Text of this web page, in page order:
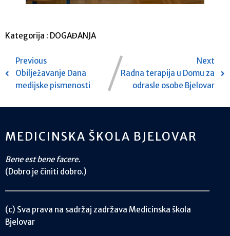
Kategorija : DOGAĐANJA
Previous
Obilježavanje Dana
medijske pismenosti
Next
Radna terapija u Domu za
odrasle osobe Bjelovar
MEDICINSKA ŠKOLA BJELOVAR
Bene est bene facere.
(Dobro je činiti dobro.)
(c) Sva prava na sadržaj zadržava Medicinska škola
Bjelovar